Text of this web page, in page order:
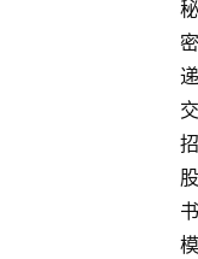
秘
密
递
交
招
股
书
模